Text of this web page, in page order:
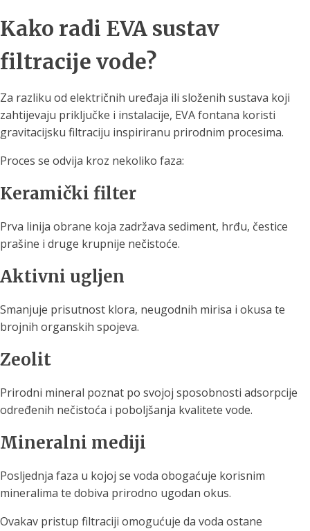
Kako radi EVA sustav
filtracije vode?
Za razliku od električnih uređaja ili složenih sustava koji
zahtijevaju priključke i instalacije, EVA fontana koristi
gravitacijsku filtraciju inspiriranu prirodnim procesima.
Proces se odvija kroz nekoliko faza:
Keramički filter
Prva linija obrane koja zadržava sediment, hrđu, čestice
prašine i druge krupnije nečistoće.
Aktivni ugljen
Smanjuje prisutnost klora, neugodnih mirisa i okusa te
brojnih organskih spojeva.
Zeolit
Prirodni mineral poznat po svojoj sposobnosti adsorpcije
određenih nečistoća i poboljšanja kvalitete vode.
Mineralni mediji
Posljednja faza u kojoj se voda obogaćuje korisnim
mineralima te dobiva prirodno ugodan okus.
Ovakav pristup filtraciji omogućuje da voda ostane